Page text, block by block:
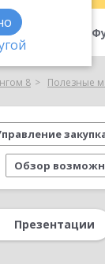
опыт
8 Полезные
Обзор
учет
Презентации